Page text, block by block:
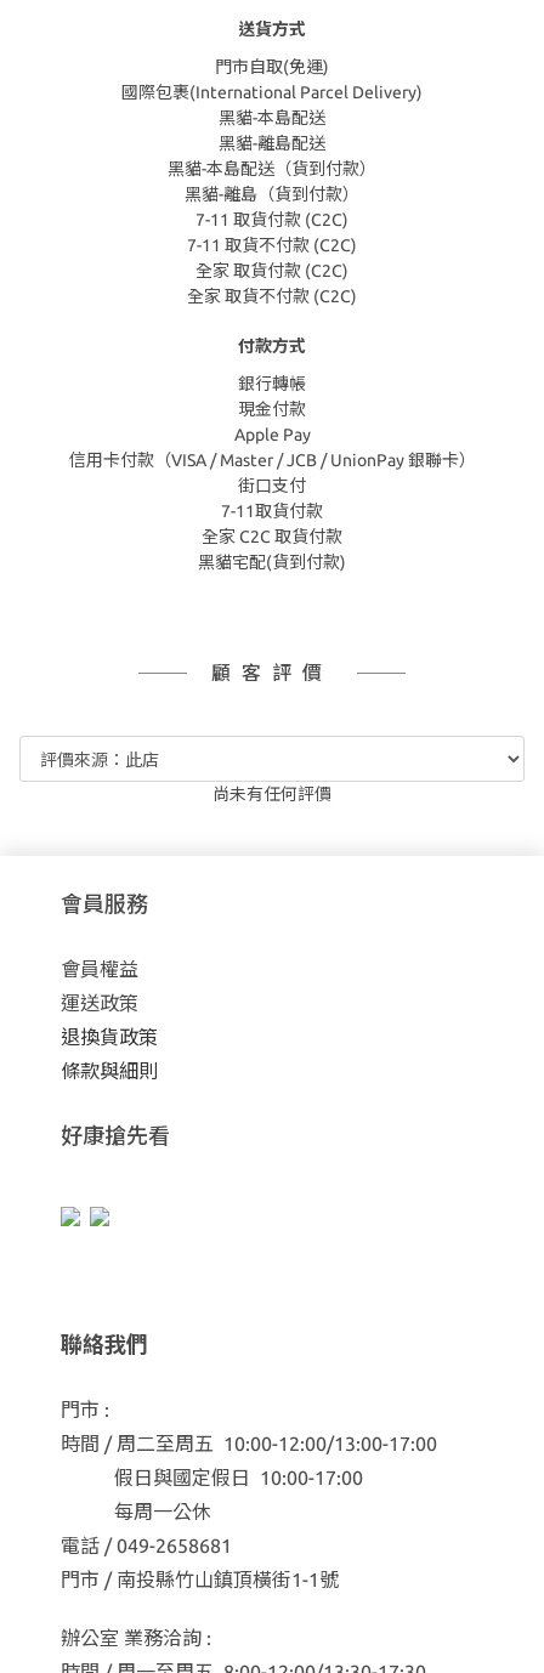
送貨方式
門市自取(免運)
國際包裹(International Parcel Delivery)
黑貓-本島配送
黑貓-離島配送
黑貓-本島配送（貨到付款）
黑貓-離島（貨到付款）
7-11 取貨付款 (C2C)
7-11 取貨不付款 (C2C)
全家 取貨付款 (C2C)
全家 取貨不付款 (C2C)
付款方式
銀行轉帳
現金付款
Apple Pay
信用卡付款（VISA / Master / JCB / UnionPay 銀聯卡）
街口支付
7-11取貨付款
全家 C2C 取貨付款
黑貓宅配(貨到付款)
顧客評價
尚未有任何評價
會員服務
會員權益
運送政策
退換貨政策
條款與細則
好康搶先看
聯絡我們
門市 :
時間 / 周二至周五 10:00-12:00/13:00-17:00
假日與國定假日 10:00-17:00
每周一公休
電話 / 049-2658681
門市 / 南投縣竹山鎮頂橫街1-1號
辦公室 業務洽詢 :